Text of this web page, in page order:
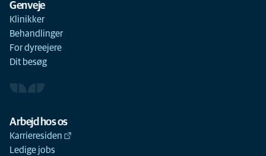
Genveje
Klinikker
Behandlinger
For dyreejere
Dit besøg
Arbejd hos os
Karrieresiden
Ledige jobs